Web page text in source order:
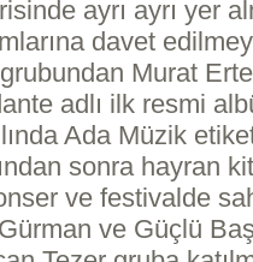
ayrı ayrı yer
davet
Murat
adlı ilk resmi
Ada Müzik
sonra hayran
ve festivalde
ve Güçlü